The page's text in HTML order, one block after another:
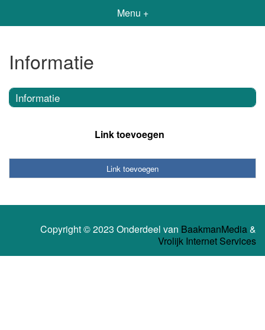
Menu +
Informatie
Informatie
Link toevoegen
Link toevoegen
Copyright © 2023 Onderdeel van BaakmanMedia&
Vrolijk Internet Services